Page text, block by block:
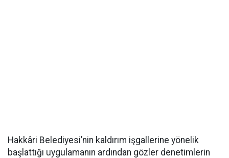
Hakkâri Belediyesi’nin kaldırım işgallerine yönelik
başlattığı uygulamanın ardından gözler denetimlerin